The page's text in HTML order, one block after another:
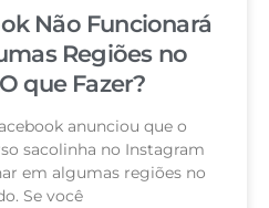
Não Funcionará
Regiões no
que Fazer?
anunciou que o
sacolinha no Instagram
em algumas regiões no
Se você